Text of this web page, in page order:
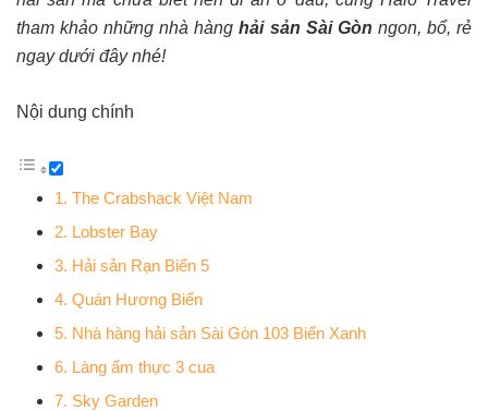
tham khảo những nhà hàng hải sản Sài Gòn ngon, bổ, rẻ
ngay dưới đây nhé!
Nội dung chính
1. The Crabshack Việt Nam
2. Lobster Bay
3. Hải sản Rạn Biển 5
4. Quán Hương Biển
5. Nhà hàng hải sản Sài Gòn 103 Biển Xanh
6. Làng ẩm thực 3 cua
7. Sky Garden